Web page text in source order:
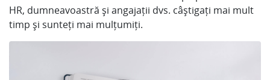
HR, dumneavoastră și angajații dvs. câștigați mai mult
timp și sunteți mai mulțumiți.